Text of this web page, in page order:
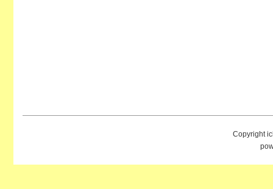
Copyright